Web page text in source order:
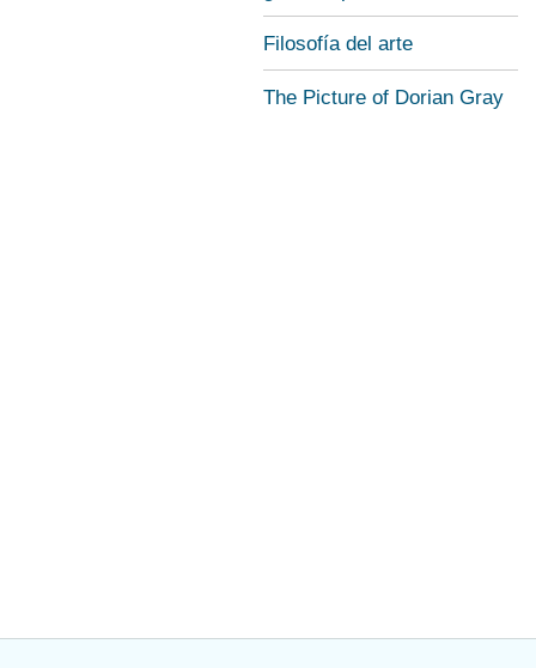
Filosofía del arte
The Picture of Dorian Gray